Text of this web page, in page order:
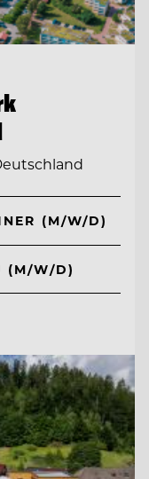
(M/W/D)
(M/W/D)